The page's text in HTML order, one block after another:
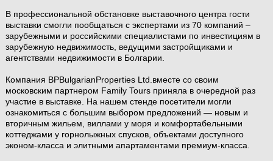
В профессиональной обстановке выставочного центра гости
выставки смогли пообщаться с экспертами из 70 компаний –
зарубежными и российскими специалистами по инвестициям в
зарубежную недвижимость, ведущими застройщиками и
агентствами недвижимости в Болгарии.
Компания BPBulgarianProperties Ltd.вместе со своим
московским партнером Family Tours приняла в очередной раз
участие в выставке. На нашем стенде посетители могли
ознакомиться с большим выбором предложений — новым и
вторичным жильем, виллами у моря и комфортабельными
коттеджами у горнолыжных спусков, объектами доступного
эконом-класса и элитными апартаментами премиум-класса.